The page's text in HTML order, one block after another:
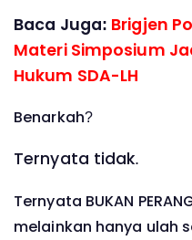
Baca Juga: Brigjen
Materi Simposium
Hukum SDA-LH
Benarkah?
Ternyata tidak.
Ternyata BUKAN
melainkan hanya ulah